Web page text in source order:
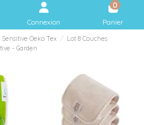
Connexion
0
Panier
Oeko Tex
Lot 8 Couches
- Garden